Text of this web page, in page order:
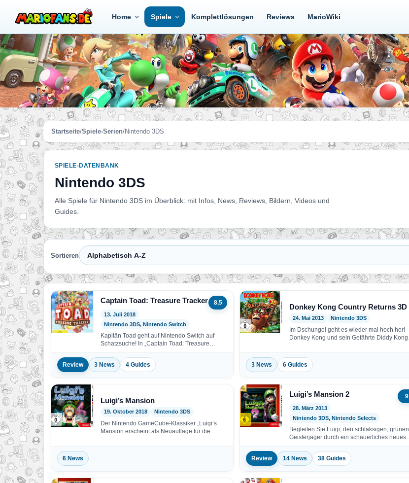
Home Spiele Komplettlösungen Reviews MarioWiki
Startseite/Spiele-Serien/Nintendo 3DS
SPIELE-DATENBANK
Nintendo 3DS
Alle Spiele für Nintendo 3DS im Überblick: mit Infos, News, Reviews, Bildern, Videos und
Guides.
Sortieren
Captain Toad: Treasure Tracker 8,5
13. Juli 2018
Nintendo 3DS, Nintendo Switch
Kapitän Toad geht auf Nintendo Switch auf
Schatzsuche! In „Captain Toad: Treasure
Review
3 News 4 Guides
Donkey Kong Country Returns 3D
24. Mai 2013 Nintendo 3DS
Im Dschungel geht es wieder mal hoch her!
Donkey Kong und sein Gefährte Diddy Kong
3 News 6 Guides
Luigi’s Mansion
19. Oktober 2018 Nintendo 3DS
Der Nintendo GameCube-Klassiker „Luigi’s
Mansion erscheint als Neuauflage für die
6 News
Luigi’s Mansion 2 9
28. März 2013
Nintendo 3DS, Nintendo Selects
Begleiten Sie Luigi, den schlaksigen, grünen
Geisterjäger durch ein schauerliches neues
Review
14 News 38 Guides